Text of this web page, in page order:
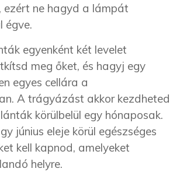
ezért ne hagyd a lámpát
égve.
egyenként két levelet
d meg őket, és hagyj egy
egyes cellára a
A trágyázást akkor kezdheted
körülbelül egy hónaposak.
június eleje körül egészséges
kell kapnod, amelyeket
helyre.